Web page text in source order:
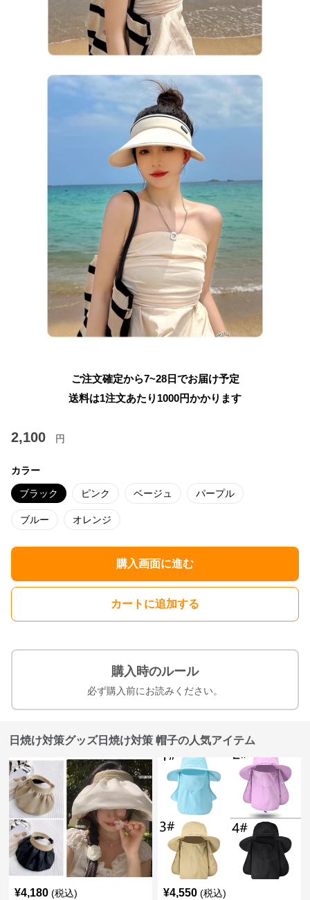
ご注文確定から7~28日でお届け予定
送料は1注文あたり 1000円かかります
2,100 円
カラー
ブラック ピンク ベージュ パープル
ブルー オレンジ
購入画面に進む
カートに追加する
購入時のルール
必ず購入前にお読みください。
日焼け対策グッズ日焼け対策 帽子の人気アイテム
¥4,180 (税込) ¥4,550 (税込)